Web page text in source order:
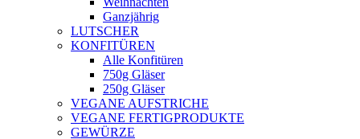
Ganzjährig
LUTSCHER
KONFITÜREN
Alle Konfitüren
750g Gläser
250g Gläser
VEGANE AUFSTRICHE
VEGANE FERTIGPRODUKTE
GEWÜRZE